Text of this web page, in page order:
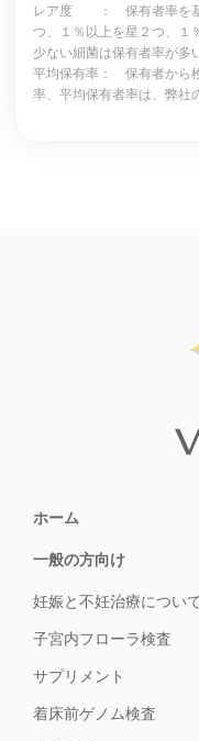
レア度 ： 保有者率を基
つ、１％以上を星２つ、１
少ない細菌は保有者率が多
平均保有率： 保有者から
率、平均保有者率は、弊社
ホーム
一般の方向け
妊娠と不妊治療について
子宮内フローラ検査
サプリメント
着床前ゲノム検査